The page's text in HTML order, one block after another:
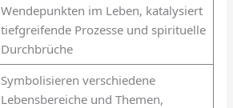
Wendepunkten im Leben, katalysiert
tiefgreifende Prozesse und spirituelle
Durchbrüche
Symbolisieren verschiedene
Lebensbereiche und Themen,